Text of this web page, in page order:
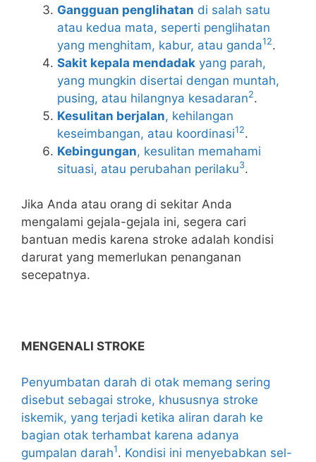
Gangguan penglihatan di salah satu
atau kedua mata, seperti penglihatan
yang menghitam, kabur, atau ganda12.
Sakit kepala mendadak yang parah,
yang mungkin disertai dengan muntah,
pusing, atau hilangnya kesadaran2.
Kesulitan berjalan, kehilangan
keseimbangan, atau koordinasi12.
Kebingungan, kesulitan memahami
situasi, atau perubahan perilaku3.
Jika Anda atau orang di sekitar Anda
mengalami gejala-gejala ini, segera cari
bantuan medis karena stroke adalah kondisi
darurat yang memerlukan penanganan
secepatnya.
MENGENALI STROKE
Penyumbatan darah di otak memang sering
disebut sebagai stroke, khususnya stroke
iskemik, yang terjadi ketika aliran darah ke
bagian otak terhambat karena adanya
gumpalan darah1. Kondisi ini menyebabkan sel-